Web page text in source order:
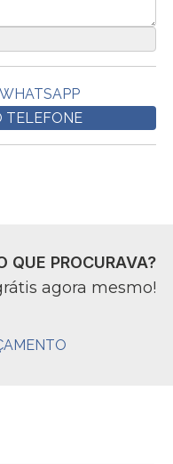
TELEFONE
QUE PROCURAVA?
agora mesmo!